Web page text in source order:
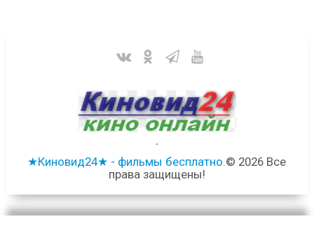
.
★Киновид24★ - фильмы бесплатно.© 2026 Все
права защищены!